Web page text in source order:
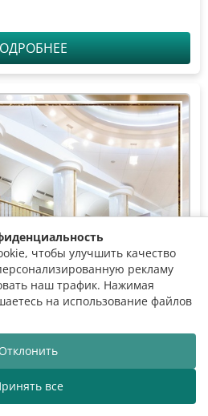
白俄罗斯国家爱乐乐团欢迎
чтобы улучшить качество
рекламу
наш трафик. Нажимая
на использование файлов
Отклонить
все